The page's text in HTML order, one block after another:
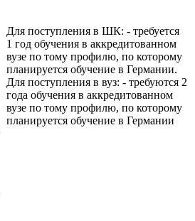
Для поступления в ШК: - требуется
1 год обучения в аккредитованном
вузе по тому профилю, по которому
планируется обучение в Германии.
Для поступления в вуз: - требуются 2
года обучения в аккредитованном
вузе по тому профилю, по которому
планируется обучение в Германии